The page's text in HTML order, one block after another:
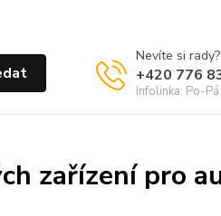
Nevíte si
+420 776
Infolinka: Po-
zařízení pro